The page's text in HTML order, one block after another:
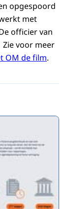
opgespoord
met
officier van
voor meer
OM de film.